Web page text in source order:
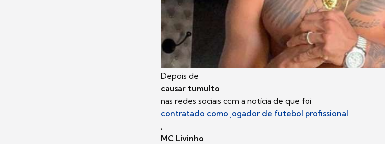
Depois de
causar tumulto
nas redes sociais com a notícia de que foi
contratado como jogador de futebol profissional
MC Livinho